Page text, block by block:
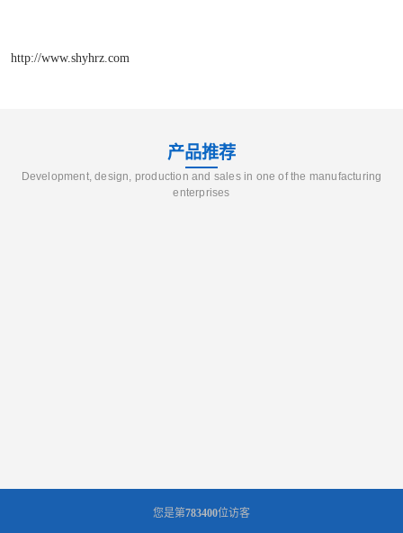
http://www.shyhrz.com
产品推荐
Development, design, production and sales in one of the manufacturing
enterprises
您是第783400位访客